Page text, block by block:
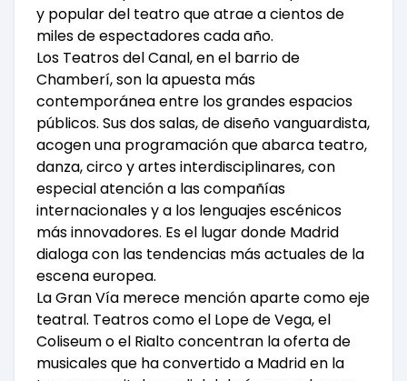
y popular del teatro que atrae a cientos de
miles de espectadores cada año.
Los Teatros del Canal, en el barrio de
Chamberí, son la apuesta más
contemporánea entre los grandes espacios
públicos. Sus dos salas, de diseño vanguardista,
acogen una programación que abarca teatro,
danza, circo y artes interdisciplinares, con
especial atención a las compañías
internacionales y a los lenguajes escénicos
más innovadores. Es el lugar donde Madrid
dialoga con las tendencias más actuales de la
escena europea.
La Gran Vía merece mención aparte como eje
teatral. Teatros como el Lope de Vega, el
Coliseum o el Rialto concentran la oferta de
musicales que ha convertido a Madrid en la